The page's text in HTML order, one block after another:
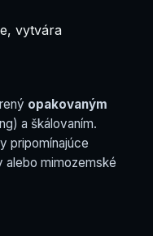
vytvára
opakovaným
a škálovaním.
pripomínajúce
alebo mimozemské